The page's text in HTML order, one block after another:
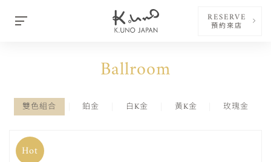
RESERVE
預約來店
Ballroom
雙色組合 鉑金 白K金 黃K金 玫瑰金